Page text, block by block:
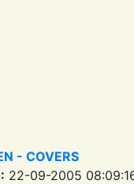
- COVERS
22-09-2005